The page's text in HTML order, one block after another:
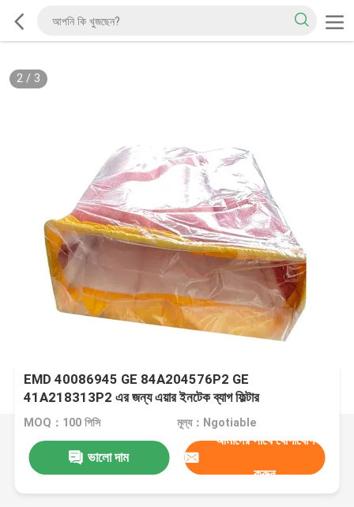
2/ 3
EMD 40086945 GE 84A204576P2 GE
41A218313P2 এর জন্য এয়ার ইনটেক ব্যাগ ফিল্টার
MOQ：100 পিসি মূল্য：Ngotiable
ভালো দাম
আমাদের সাথে যোগাযোগ
করুন